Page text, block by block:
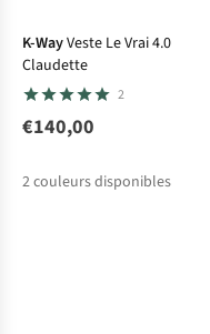
K-WayVeste Le Vrai 4.0
Claudette
2
€140,00
2couleurs disponibles